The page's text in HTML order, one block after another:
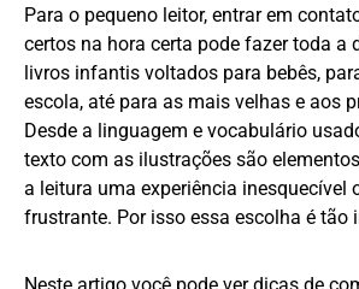
Para o pequeno leitor, entrar em
certos na hora certa pode fazer toda a
livros infantis voltados para bebês,
escola, até para as mais velhas e aos
Desde a linguagem e vocabulário
texto com as ilustrações são
a leitura uma experiência inesquecível
frustrante. Por isso essa escolha é tão